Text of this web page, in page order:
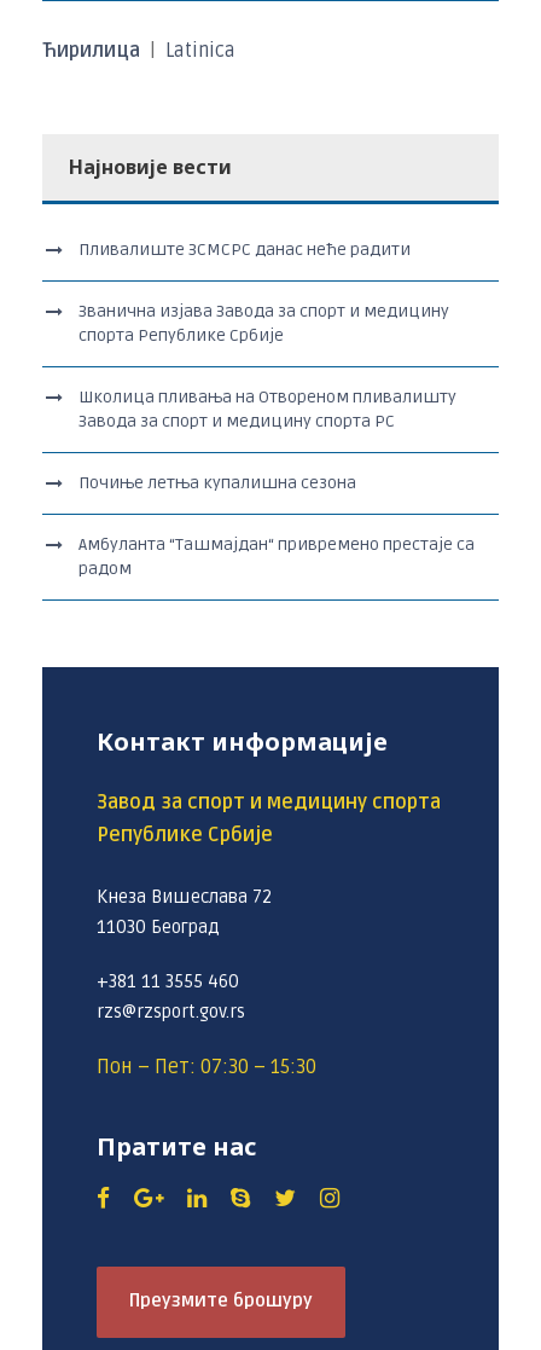
Ћирилица Latinica
Најновије вести
Пливалиште ЗСМСРС данас неће радити
Званична изјава Завода за спорт и медицину
спорта Републике Србије
Школица пливања на Отвореном пливалишту
Завода за спорт и медицину спорта РС
Почиње летња купалишна сезона
Амбуланта “Ташмајдан“ привремено престаје са
радом
Контакт информације
Завод за спорт и медицину спорта
Републике Србије
Кнеза Вишеслава 72
11030 Београд
+381 11 3555 460
rzs@rzsport.gov.rs
Пон – Пет: 07:30 – 15:30
Пратите нас
Преузмите брошуру